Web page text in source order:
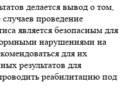
делается вывод о том,
проведение
является безопасным для
нарушениями на
для их
результатов для
реабилитацию под